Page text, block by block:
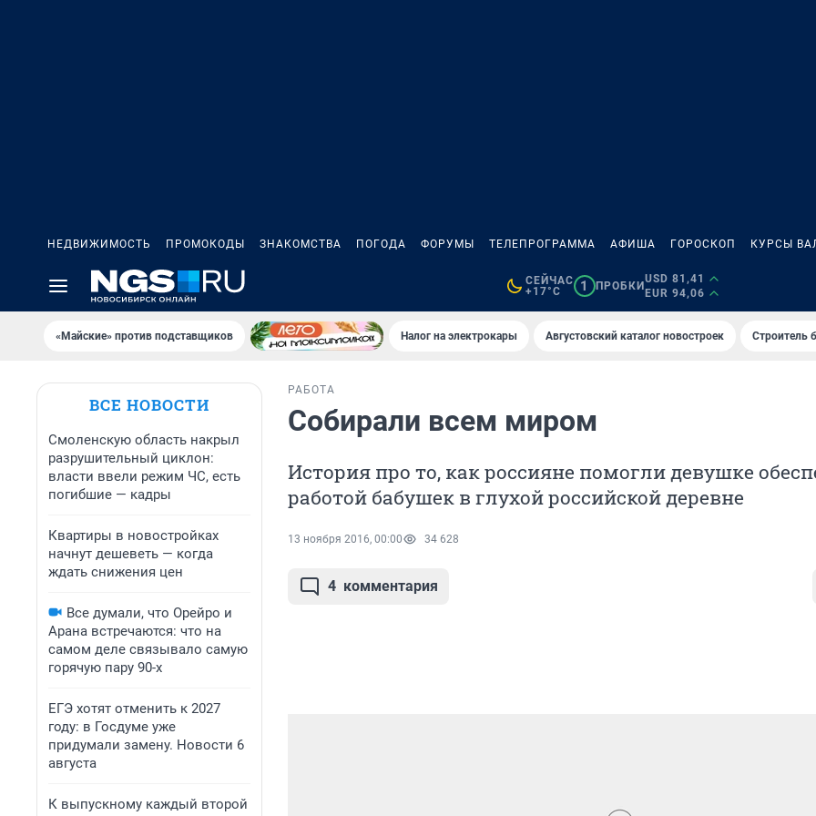
НЕДВИЖИМОСТЬ ПРОМОКОДЫ ЗНАКОМСТВА ПОГОДА ФОРУМЫ ТЕЛЕПРОГРАММА АФИША ГОРОСКОП КУРСЫ
СЕЙЧАС
+17°C
1 ПРОБКИ
USD 81,41
EUR 94,06
«Майские» против подставщиков Налог на электрокары Августовский каталог новостроек Строитель
ВСЕ НОВОСТИ
Смоленскую область накрыл
разрушительный циклон:
власти ввели режим ЧС, есть
погибшие — кадры
Квартиры в новостройках
начнут дешеветь — когда
ждать снижения цен
Все думали, что Орейро и
Арана встречаются: что на
самом деле связывало самую
горячую пару 90-х
ЕГЭ хотят отменить к 2027
году: в Госдуме уже
придумали замену. Новости 6
августа
К выпускному каждый второй
РАБОТА
Собирали всем миром
История про то, как россияне помогли девушке
работой бабушек в глухой российской деревне
13 ноября 2016, 00:00 34 628
4 комментария